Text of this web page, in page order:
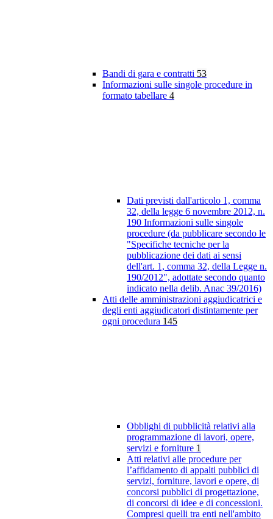
Bandi di gara e contratti 53
Informazioni sulle singole procedure in
formato tabellare 4
Dati previsti dall'articolo 1, comma
32, della legge 6 novembre 2012, n.
190 Informazioni sulle singole
procedure (da pubblicare secondo le
"Specifiche tecniche per la
pubblicazione dei dati ai sensi
dell'art. 1, comma 32, della Legge n.
190/2012", adottate secondo quanto
indicato nella delib. Anac 39/2016)
Atti delle amministrazioni aggiudicatrici e
degli enti aggiudicatori distintamente per
ogni procedura 145
Obblighi di pubblicità relativi alla
programmazione di lavori, opere,
servizi e forniture 1
Atti relativi alle procedure per
l’affidamento di appalti pubblici di
servizi, forniture, lavori e opere, di
concorsi pubblici di progettazione,
di concorsi di idee e di concessioni.
Compresi quelli tra enti nell'ambito